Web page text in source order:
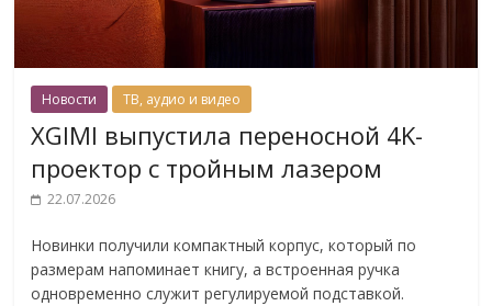
Новости ТВ, аудио и видео
XGIMI выпустила переносной 4K-
проектор с тройным лазером
22.07.2026
Новинки получили компактный корпус, который по
размерам напоминает книгу, а встроенная ручка
одновременно служит регулируемой подставкой.